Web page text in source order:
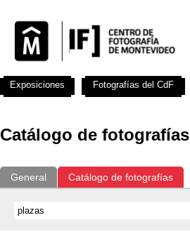
Catálogo de fotografías
General Catálogo de fotografías
Exposiciones Fotografías del CdF